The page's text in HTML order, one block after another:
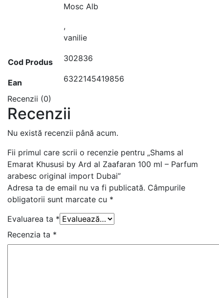
Mosc Alb
,
vanilie
Cod Produs 302836
Ean 6322145419856
Recenzii (0)
Recenzii
Nu există recenzii până acum.
Fii primul care scrii o recenzie pentru „Shams al
Emarat Khususi by Ard al Zaafaran 100 ml – Parfum
arabesc original import Dubai”
Adresa ta de email nu va fi publicată. Câmpurile
obligatorii sunt marcate cu *
Evaluarea ta *
Recenzia ta *